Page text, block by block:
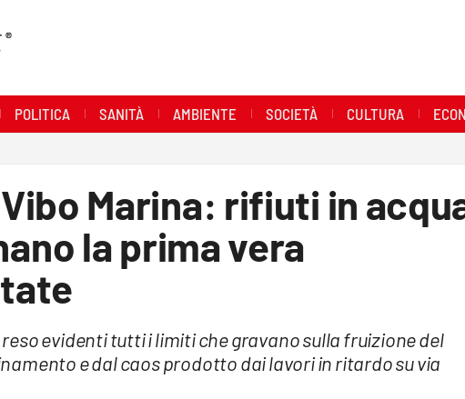
POLITICA SANITÀ AMBIENTE SOCIETÀ CULTURA
Marina: rifiuti in
la prima vera
evidenti tutti i limiti che gravano sulla fruizione del
e dal caos prodotto dai lavori in ritardo su via